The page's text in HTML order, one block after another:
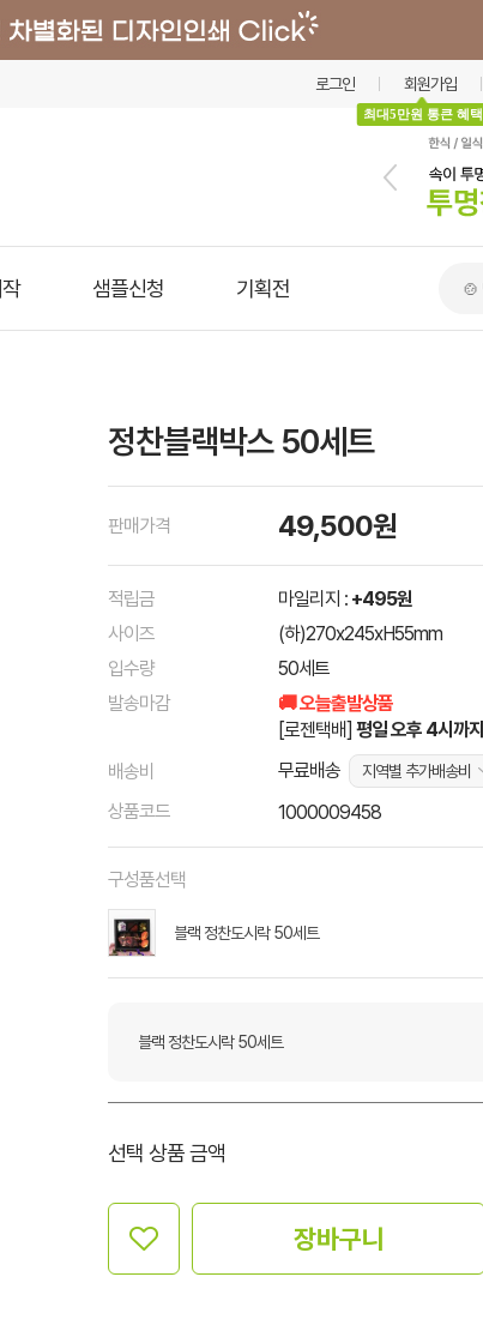
로그인 회원가입
최대5만원 통큰 혜
샘플신청 기획전 🍲
정찬블랙박스 50세트
판매가격 49,500원
적립금 마일리지 : +495원
사이즈
(하)270x245xH55mm
입수량
50세트
발송마감
🚚 오늘출발상품
[로젠택배] 평일 오후 4시까
배송비
무료배송 지역별 추가배송비
상품코드 1000009458
구성품선택
블랙 정찬도시락 50세트
블랙 정찬도시락 50세트
선택 상품 금액
장바구니